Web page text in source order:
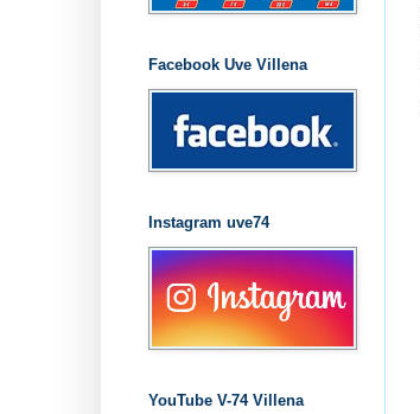
Facebook Uve Villena
Instagram uve74
YouTube V-74 Villena